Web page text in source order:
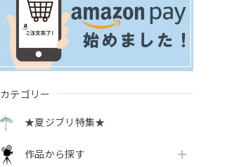
カテゴリー
★夏ジブリ特集★
作品から探す